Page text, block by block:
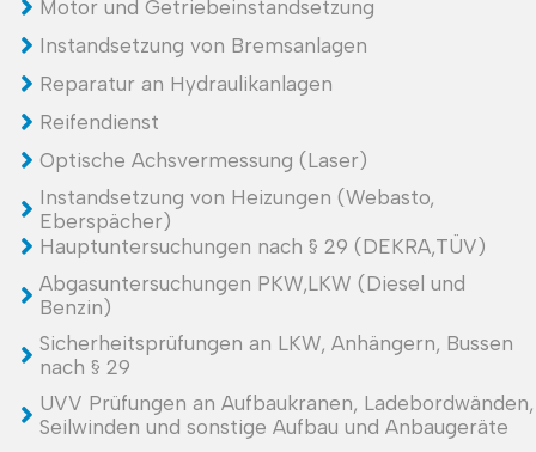
Motor und Getriebeinstandsetzung
Instandsetzung von Bremsanlagen
Reparatur an Hydraulikanlagen
Reifendienst
Optische Achsvermessung (Laser)
Instandsetzung von Heizungen (Webasto,
Eberspächer)
Hauptuntersuchungen nach § 29 (DEKRA,TÜV)
Abgasuntersuchungen PKW,LKW (Diesel und
Benzin)
Sicherheitsprüfungen an LKW, Anhängern, Bussen
nach § 29
UVV Prüfungen an Aufbaukranen, Ladebordwänden,
Seilwinden und sonstige Aufbau und Anbaugeräte